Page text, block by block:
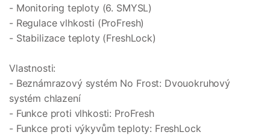
- Monitoring teploty (6. SMYSL)
- Regulace vlhkosti (ProFresh)
- Stabilizace teploty (FreshLock)
Vlastnosti:
- Beznámrazový systém No Frost: Dvouokruhový
systém chlazení
- Funkce proti vlhkosti: ProFresh
- Funkce proti výkyvům teploty: FreshLock